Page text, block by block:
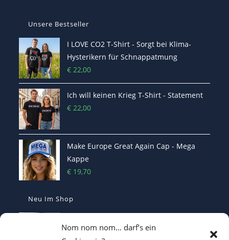
Nom nom nom… darf’s ein
Unsere Bestseller
I LOVE CO2 T-Shirt - Sorgt bei Klima-
Hysterikern für Schnappatmung
€ 22,00
Ich will keinen Krieg T-Shirt - Statement
€ 22,00
Make Europe Great Again Cap - Mega
Kappe
€ 19,70
Neu Im Shop
Kaffetasse - Motiviert in den Morgen